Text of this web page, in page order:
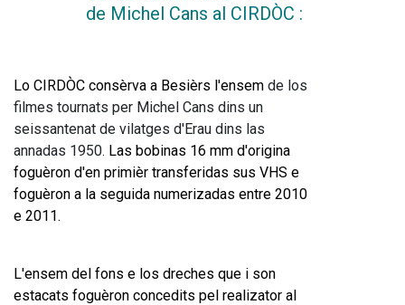
de Michel Cans al CIRDÒC :
Lo CIRDÒC consèrva a Besièrs l'ensem de los
filmes tournats per Michel Cans dins un
seissantenat de vilatges d'Erau dins las
annadas 1950. Las bobinas 16 mm d'origina
foguèron d'en primièr transferidas sus VHS e
foguèron a la seguida numerizadas entre 2010
e 2011.
L'ensem del fons e los dreches que i son
estacats foguèron concedits pel realizator al